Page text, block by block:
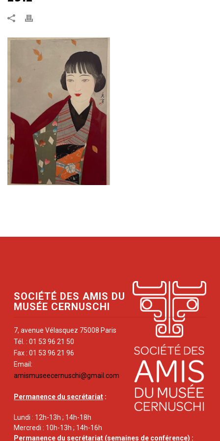
SOCIÉTÉ DES AMIS DU
MUSÉE CERNUSCHI
7, avenue Vélasquez 75008 Paris
Tél. : 01 53 96 21 50
Fax : 01 53 96 21 96
Email:
amismuseecernuschi@gmail.com
Permanence du secrétariat :
Lundi : 12h-13h ; 14h-18h
Mercredi : 10h-13h ; 14h-16h
Permanence du secrétariat (semaines de conférence) :